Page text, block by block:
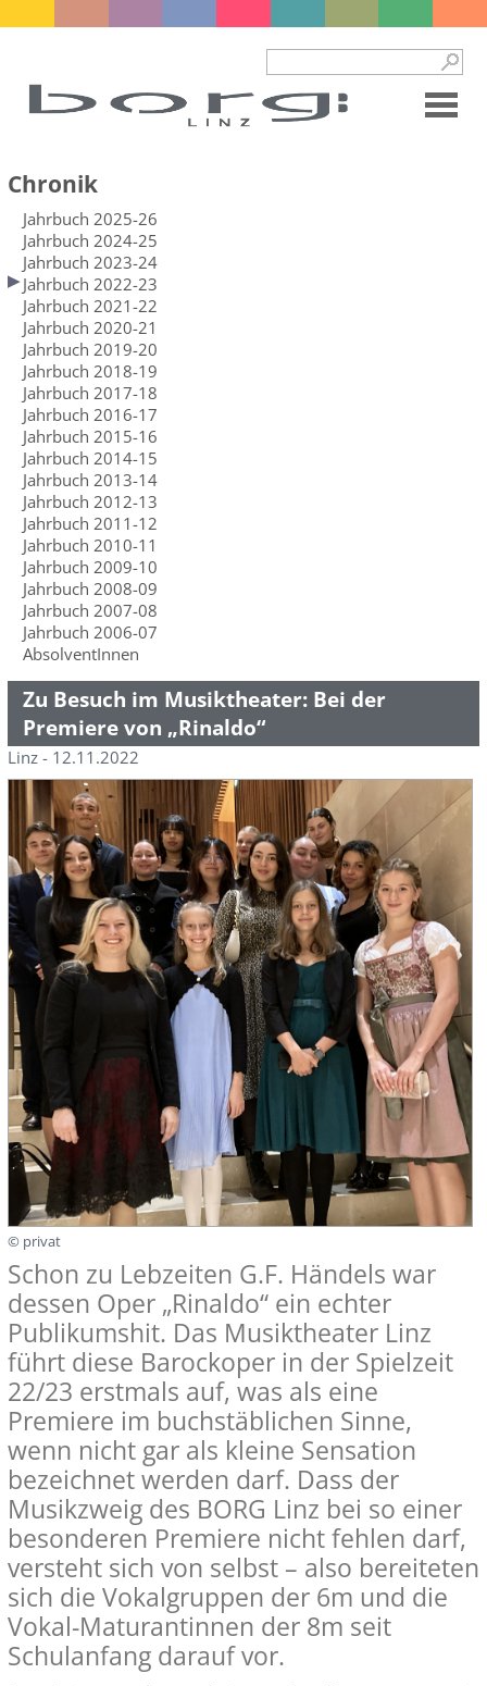
Chronik
Jahrbuch 2025-26
Jahrbuch 2024-25
Jahrbuch 2023-24
Jahrbuch 2022-23
Jahrbuch 2021-22
Jahrbuch 2020-21
Jahrbuch 2019-20
Jahrbuch 2018-19
Jahrbuch 2017-18
Jahrbuch 2016-17
Jahrbuch 2015-16
Jahrbuch 2014-15
Jahrbuch 2013-14
Jahrbuch 2012-13
Jahrbuch 2011-12
Jahrbuch 2010-11
Jahrbuch 2009-10
Jahrbuch 2008-09
Jahrbuch 2007-08
Jahrbuch 2006-07
AbsolventInnen
Zu Besuch im Musiktheater: Bei der
Premiere von „Rinaldo“
Linz - 12.11.2022
© privat
Schon zu Lebzeiten G.F. Händels war
dessen Oper „Rinaldo“ ein echter
Publikumshit. Das Musiktheater Linz
führt diese Barockoper in der Spielzeit
22/23 erstmals auf, was als eine
Premiere im buchstäblichen Sinne,
wenn nicht gar als kleine Sensation
bezeichnet werden darf. Dass der
Musikzweig des BORG Linz bei so einer
besonderen Premiere nicht fehlen darf,
versteht sich von selbst – also bereiteten
sich die Vokalgruppen der 6m und die
Vokal-Maturantinnen der 8m seit
Schulanfang darauf vor.